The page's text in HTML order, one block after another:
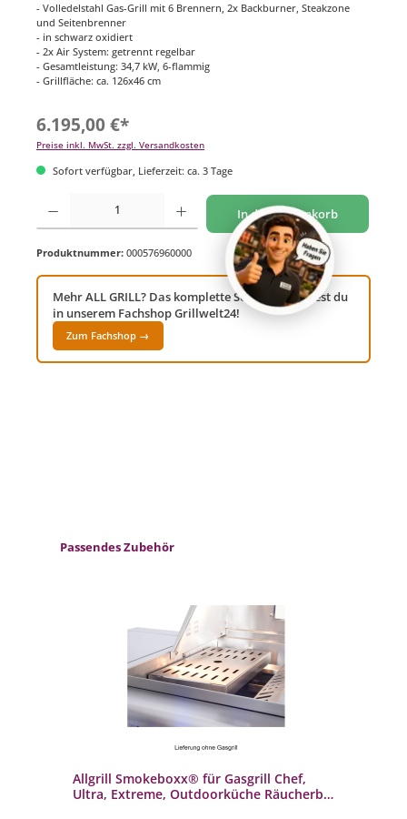
- Volledelstahl Gas-Grill mit 6 Brennern, 2x Backburner, Steakzone
und Seitenbrenner
- in schwarz oxidiert
- 2x Air System: getrennt regelbar
- Gesamtleistung: 34,7 kW, 6-flammig
- Grillfläche: ca. 126x46 cm
6.195,00 €*
Preise inkl. MwSt. zzgl. Versandkosten
Sofort verfügbar, Lieferzeit: ca. 3 Tage
Produkt Anzahl: Gib den gewünschten Wert ein oder benutze die Schaltflächen um
In den Warenkorb
Produktnummer: 000576960000
Mehr ALL GRILL? Das komplette Sortiment findest du
in unserem Fachshop Grillwelt24!
Zum Fachshop →
Produktgalerie überspringen
Passendes Zubehör
Allgrill Smokeboxx® für Gasgrill Chef,
Ultra, Extreme, Outdoorküche Räucherbox